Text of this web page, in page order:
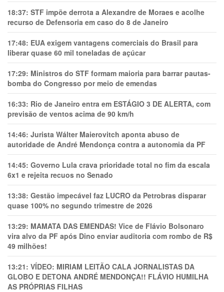
18:37: STF impõe derrota a Alexandre de Moraes e acolhe
recurso de Defensoria em caso do 8 de Janeiro
17:48: EUA exigem vantagens comerciais do Brasil para
liberar quase 60 mil toneladas de açúcar
17:29: Ministros do STF formam maioria para barrar pautas-
bomba do Congresso por meio de emendas
16:33: Rio de Janeiro entra em ESTÁGIO 3 DE ALERTA, com
previsão de ventos acima de 90 km/h
14:46: Jurista Wálter Maierovitch aponta abuso de
autoridade de André Mendonça contra a autonomia da PF
14:45: Governo Lula crava prioridade total no fim da escala
6x1 e rejeita recuos no Senado
13:38: Gestão impecável faz LUCRO da Petrobras disparar
quase 100% no segundo trimestre de 2026
13:29: MAMATA DAS EMENDAS! Vice de Flávio Bolsonaro
vira alvo da PF após Dino enviar auditoria com rombo de R$
49 milhões!
13:21: VÍDEO: MIRIAM LEITÃO CALA JORNALISTAS DA
GLOBO E DETONA ANDRÉ MENDONÇA!! FLÁVIO HUMILHA
AS PRÓPRIAS FILHAS